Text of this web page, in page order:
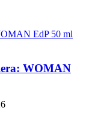
WOMAN